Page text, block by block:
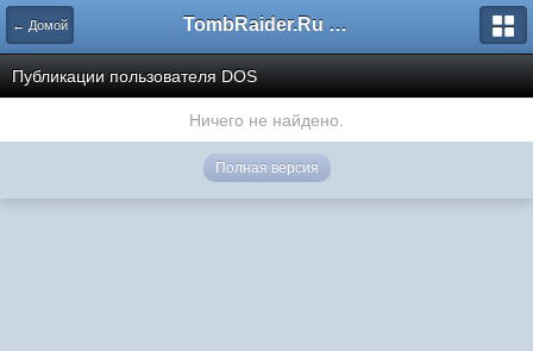
← Домой TombRaider.Ru - Форумы
Публикации пользователя DOS
Ничего не найдено.
Полная версия